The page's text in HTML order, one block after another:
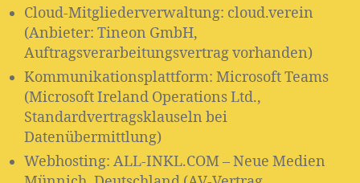
Cloud-Mitgliederverwaltung: cloud.verein
(Anbieter: Tineon GmbH,
Auftragsverarbeitungsvertrag vorhanden)
Kommunikationsplattform: Microsoft Teams
(Microsoft Ireland Operations Ltd.,
Standardvertragsklauseln bei
Datenübermittlung)
Webhosting: ALL-INKL.COM – Neue Medien